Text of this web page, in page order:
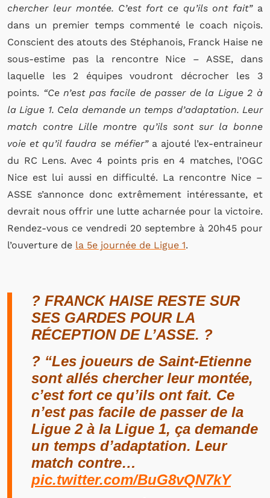
chercher leur montée. C’est fort ce qu’ils ont fait”a
dans un premier temps commenté le coach niçois.
Conscient des atouts des Stéphanois, Franck Haise ne
sous-estime pas la rencontre Nice – ASSE, dans
laquelle les 2 équipes voudront décrocher les 3
points. “Ce n’est pas facile de passer de la Ligue 2 à
la Ligue 1. Cela demande un temps d’adaptation. Leur
match contre Lille montre qu’ils sont sur la bonne
voie et qu’il faudra se méfier”a ajouté l’ex-entraineur
du RC Lens. Avec 4 points pris en 4 matches, l’OGC
Nice est lui aussi en difficulté. La rencontre Nice –
ASSE s’annonce donc extrêmement intéressante, et
devrait nous offrir une lutte acharnée pour la victoire.
Rendez-vous ce vendredi 20 septembre à 20h45 pour
l’ouverture de la 5e journée de Ligue 1.
? FRANCK HAISE RESTE SUR
SES GARDES POUR LA
RÉCEPTION DE L’ASSE. ?
?️ “Les joueurs de Saint-Etienne
sont allés chercher leur montée,
c’est fort ce qu’ils ont fait. Ce
n’est pas facile de passer de la
Ligue 2 à la Ligue 1, ça demande
un temps d’adaptation. Leur
match contre…
pic.twitter.com/BuG8vQN7kY